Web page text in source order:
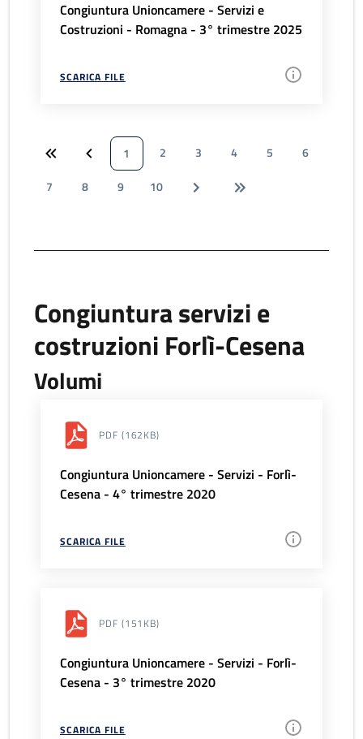
Congiuntura Unioncamere - Servizi e
Costruzioni - Romagna - 3° trimestre 2025
SCARICA FILE
1 2 3 4 5
6
7
8 9 10
Congiuntura servizi e
costruzioni Forlì-Cesena
Volumi
PDF (162KB)
Congiuntura Unioncamere - Servizi - Forlì-
Cesena - 4° trimestre 2020
SCARICA FILE
PDF (151KB)
Congiuntura Unioncamere - Servizi - Forlì-
Cesena - 3° trimestre 2020
SCARICA FILE